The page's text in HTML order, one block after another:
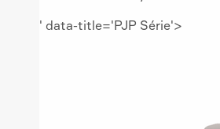
' data-title='PJP Série'>